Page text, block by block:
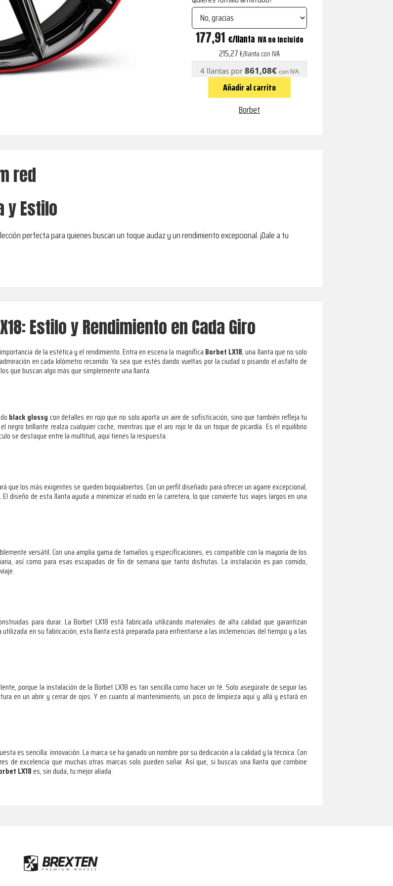
LX18
glossy
rim
177,91 € IVA no incluído
215,27€/llanta con IVA
4 llantas por 861,08€ con IVA
Añadir al carrito
Borbet
red
y Estilo
perfecta para quienes buscan un toque audaz y un rendimiento excepcional. ¡Dale a tu
Estilo y Rendimiento en Cada Giro
de la estética y el rendimiento. Entra en escena la magnífica Borbet LX18, una llanta que no solo
en cada kilómetro recorrido. Ya sea que estés dando vueltas por la ciudad o pisando el asfalto de
que buscan algo más que simplemente una llanta.
black glossy con detalles en rojo que no solo aporta un aire de sofisticación, sino que también refleja tu
negro brillante realza cualquier coche, mientras que el aro rojo le da un toque de picardía. Es el equilibrio
se destaque entre la multitud, aquí tienes la respuesta.
que los más exigentes se queden boquiabiertos. Con un perfil diseñado para ofrecer un agarre excepcional,
diseño de esta llanta ayuda a minimizar el ruido en la carretera, lo que convierte tus viajes largos en una
versátil. Con una amplia gama de tamaños y especificaciones, es compatible con la mayoría de los
así como para esas escapadas de fin de semana que tanto disfrutas. La instalación es pan comido,
para durar. La Borbet LX18 está fabricada utilizando materiales de alta calidad que garantizan
en su fabricación, esta llanta está preparada para enfrentarse a las inclemencias del tiempo y a las
porque la instalación de la Borbet LX18 es tan sencilla como hacer un té. Solo asegúrate de seguir las
en un abrir y cerrar de ojos. Y en cuanto al mantenimiento, un poco de limpieza aquí y allá y estará en
es sencilla: innovación. La marca se ha ganado un nombre por su dedicación a la calidad y la técnica. Con
de excelencia que muchas otras marcas solo pueden soñar. Así que, si buscas una llanta que combine
LX18es, sin duda, tu mejor aliada.